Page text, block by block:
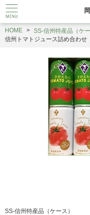
HOME
SS-信州特産品（ケー
信州トマトジュース詰め合わ
SS-信州特産品（ケース）